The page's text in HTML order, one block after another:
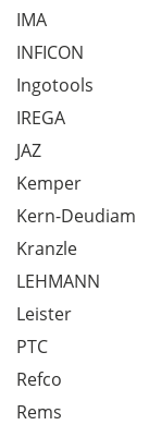
IMA
INFICON
Ingotools
IREGA
JAZ
Kemper
Kern-Deudiam
Kranzle
LEHMANN
Leister
PTC
Refco
Rems